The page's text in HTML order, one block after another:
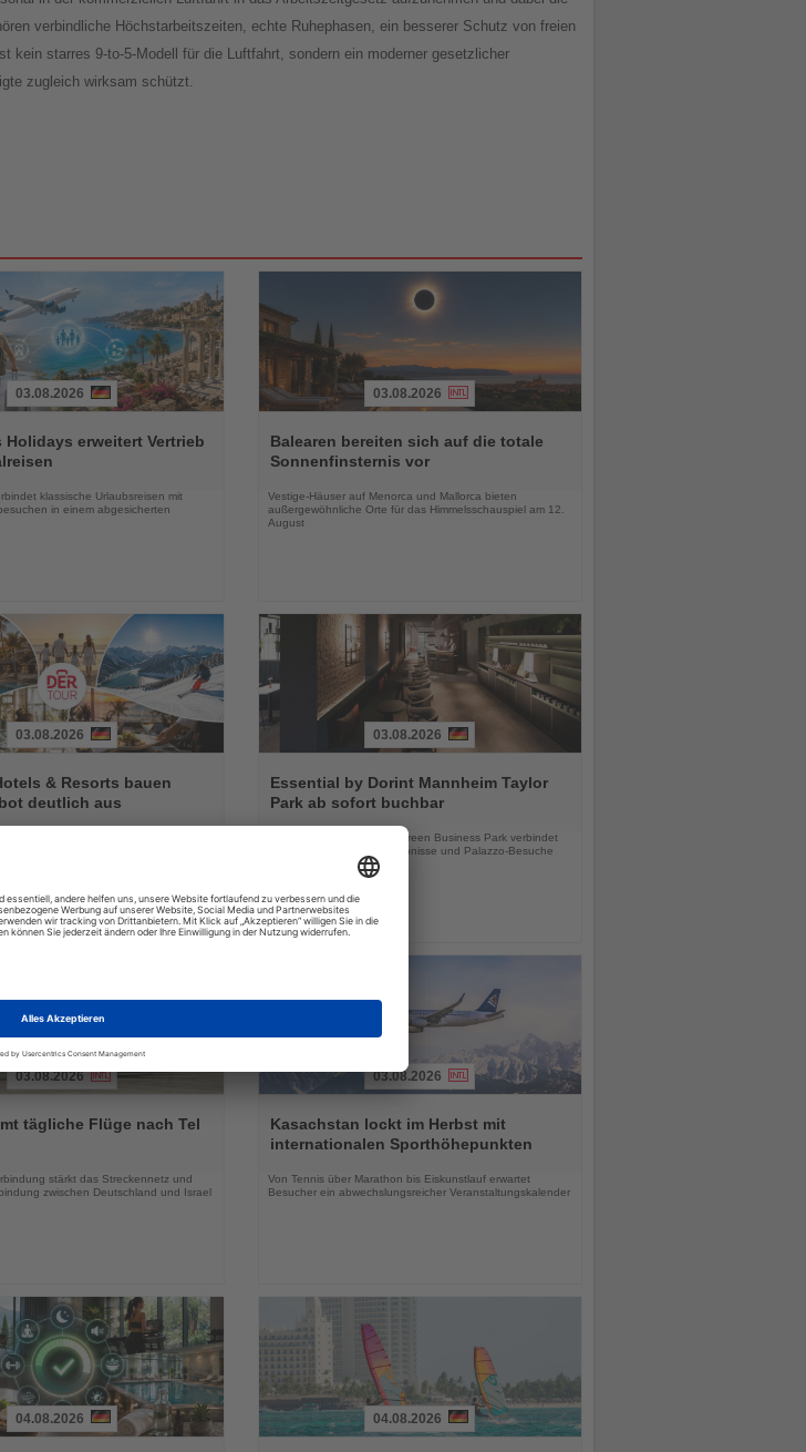
verbindliche Höchstarbeitszeiten, echte Ruhephasen, ein besserer Schutz von freien
starres 9-to-5-Modell für die Luftfahrt, sondern ein moderner gesetzlicher
zugleich wirksam schützt.
03.08.2026
Holidays erweitert Vertrieb
klassische Urlaubsreisen mit
in einem abgesicherten
Sie
die
03.08.2026
Balearen bereiten sich auf die totale
Sonnenfinsternis vor
Vestige-Häuser auf Menorca und Mallorca bieten
außergewöhnliche Orte für das Himmelsschauspiel am 12.
August
03.08.2026
& Resorts bauen
deutlich aus
Sie
die
03.08.2026
Essential by Dorint Mannheim Taylor
Park ab sofort buchbar
Das neue Hotel im Taylor Green Business Park verbindet
Geschäftsreisen, Stadterlebnisse und Palazzo-Besuche
03.08.2026
tägliche Flüge nach Tel
stärkt das Streckennetz und
zwischen Deutschland und Israel
Sie
die
03.08.2026
Kasachstan lockt im Herbst mit
internationalen Sporthöhepunkten
Von Tennis über Marathon bis Eiskunstlauf erwartet
Besucher ein abwechslungsreicher Veranstaltungskalender
04.08.2026 04.08.2026